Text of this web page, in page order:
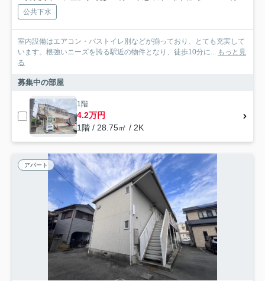
公共下水
室内設備はエアコン・バストイレ別などが揃っており、とても充実して
います。根強いニーズを誇る駅近の物件となり、徒歩10分に... もっと見
る
募集中の部屋
1階
4.2万円
1階 / 28.75㎡ / 2K
アパート